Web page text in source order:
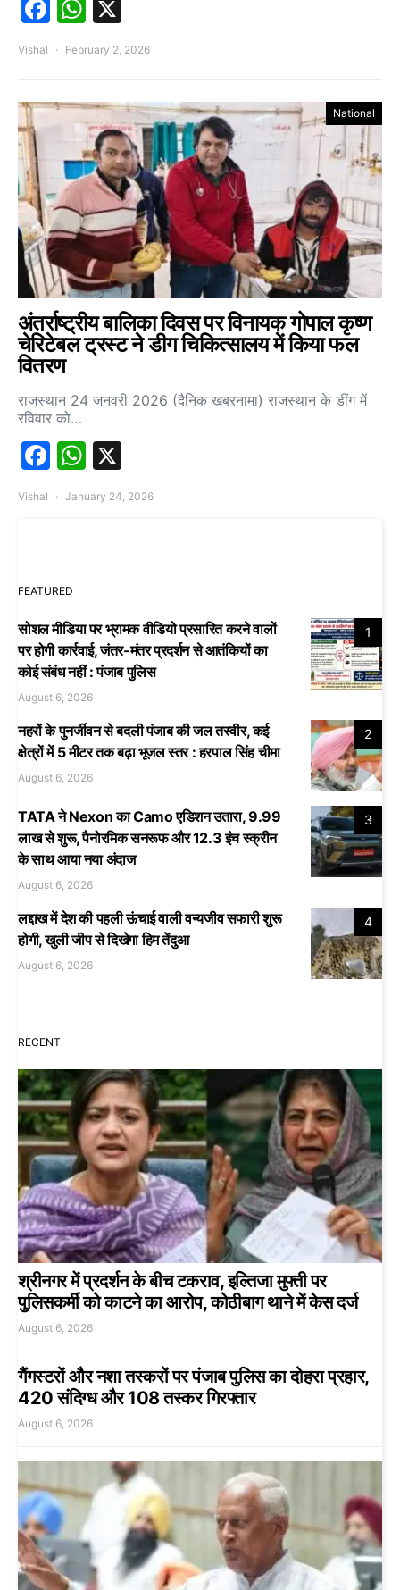
Facebook
WhatsApp
Vishal February 2, 2026
National
अंतर्राष्ट्रीय बालिका दिवस पर विनायक गोपाल कृष्ण
चेरिटेबल ट्रस्ट ने डीग चिकित्सालय में किया फल
वितरण
राजस्थान 24 जनवरी 2026 (दैनिक खबरनामा) राजस्थान के डींग में
रविवार को…
Facebook
WhatsApp
Vishal January 24, 2026
FEATURED
1
सोशल मीडिया पर भ्रामक वीडियो प्रसारित करने वालों
पर होगी कार्रवाई, जंतर-मंतर प्रदर्शन से आतंकियों का
कोई संबंध नहीं : पंजाब पुलिस
August 6, 2026
2
नहरों के पुनर्जीवन से बदली पंजाब की जल तस्वीर, कई
क्षेत्रों में 5 मीटर तक बढ़ा भूजल स्तर : हरपाल सिंह चीमा
August 6, 2026
3
TATA ने Nexon का Camo एडिशन उतारा, 9.99
लाख से शुरू, पैनोरमिक सनरूफ और 12.3 इंच स्क्रीन
के साथ आया नया अंदाज
August 6, 2026
4
लद्दाख में देश की पहली ऊंचाई वाली वन्यजीव सफारी शुरू
होगी, खुली जीप से दिखेगा हिम तेंदुआ
August 6, 2026
RECENT
श्रीनगर में प्रदर्शन के बीच टकराव, इल्तिजा मुफ्ती पर
पुलिसकर्मी को काटने का आरोप, कोठीबाग थाने में केस दर्ज
August 6, 2026
गैंगस्टरों और नशा तस्करों पर पंजाब पुलिस का दोहरा प्रहार,
420 संदिग्ध और 108 तस्कर गिरफ्तार
August 6, 2026